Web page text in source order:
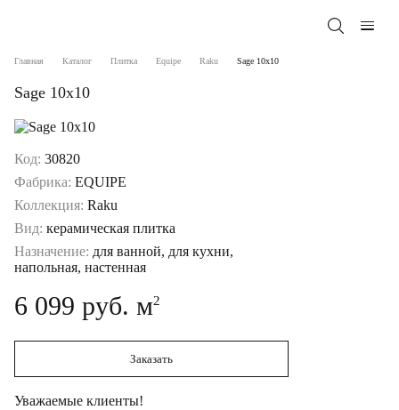
Главная Каталог Плитка Equipe Raku Sage 10x10
Sage 10x10
Код: 30820
Фабрика: EQUIPE
Коллекция: Raku
Вид: керамическая плитка
Назначение: для ванной, для кухни,
напольная, настенная
6 099 руб. м2
Заказать
Уважаемые клиенты!